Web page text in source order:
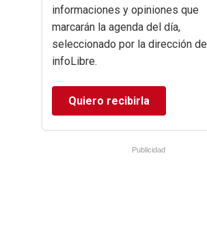
informaciones y opiniones que
marcarán la agenda del día,
seleccionado por la dirección de
infoLibre.
Quiero recibirla
Publicidad